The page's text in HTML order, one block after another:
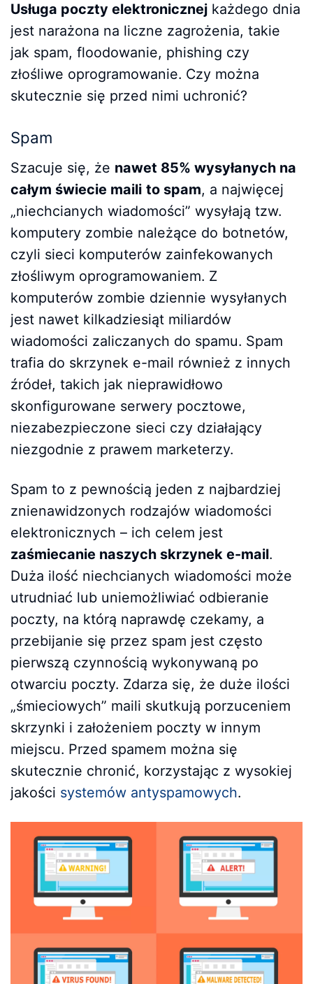
Usługa poczty elektronicznej każdego dnia
jest narażona na liczne zagrożenia, takie
jak spam, floodowanie, phishing czy
złośliwe oprogramowanie. Czy można
skutecznie się przed nimi uchronić?
Spam
Szacuje się, że nawet 85% wysyłanych na
całym świecie maili to spam, a najwięcej
„niechcianych wiadomości” wysyłają tzw.
komputery zombie należące do botnetów,
czyli sieci komputerów zainfekowanych
złośliwym oprogramowaniem. Z
komputerów zombie dziennie wysyłanych
jest nawet kilkadziesiąt miliardów
wiadomości zaliczanych do spamu. Spam
trafia do skrzynek e-mail również z innych
źródeł, takich jak nieprawidłowo
skonfigurowane serwery pocztowe,
niezabezpieczone sieci czy działający
niezgodnie z prawem marketerzy.
Spam to z pewnością jeden z najbardziej
znienawidzonych rodzajów wiadomości
elektronicznych – ich celem jest
zaśmiecanie naszych skrzynek e-mail.
Duża ilość niechcianych wiadomości może
utrudniać lub uniemożliwiać odbieranie
poczty, na którą naprawdę czekamy, a
przebijanie się przez spam jest często
pierwszą czynnością wykonywaną po
otwarciu poczty. Zdarza się, że duże ilości
„śmieciowych” maili skutkują porzuceniem
skrzynki i założeniem poczty w innym
miejscu. Przed spamem można się
skutecznie chronić, korzystając z wysokiej
jakości systemów antyspamowych.